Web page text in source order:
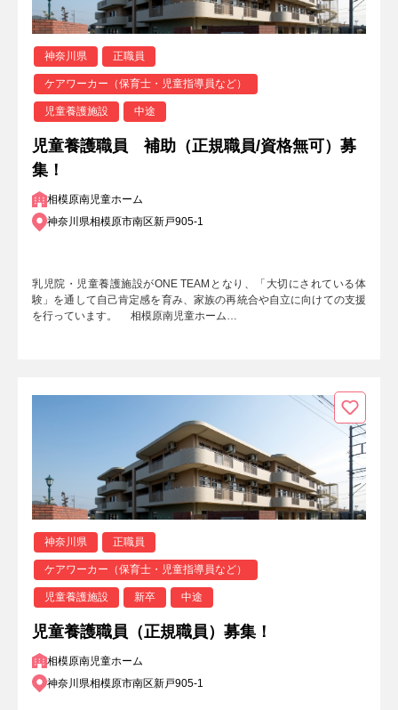
神奈川県 正職員
ケアワーカー（保育士・児童指導員など）
児童養護施設 中途
児童養護職員 補助（正規職員/資格無可）募
集！
相模原南児童ホーム
神奈川県相模原市南区新戸905-1
乳児院・児童養護施設がONE TEAMとなり、「大切にされている体
験」を通して自己肯定感を育み、家族の再統合や自立に向けての支援
を行っています。 相模原南児童ホーム…
神奈川県 正職員
ケアワーカー（保育士・児童指導員など）
児童養護施設 新卒 中途
児童養護職員（正規職員）募集！
相模原南児童ホーム
神奈川県相模原市南区新戸905-1